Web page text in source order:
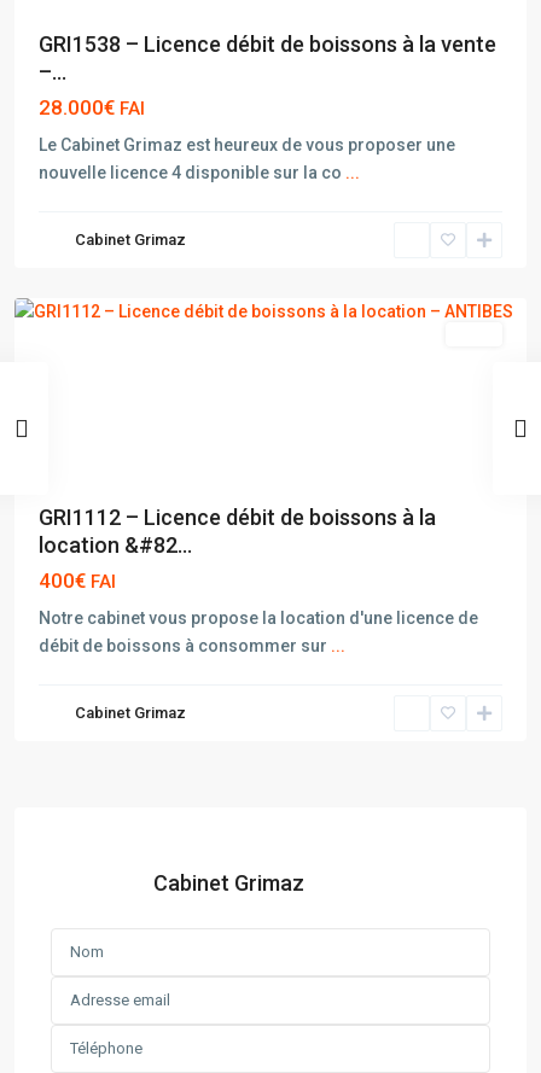
GRI1538 – Licence débit de boissons à la vente
–...
28.000€ FAI
Le Cabinet Grimaz est heureux de vous proposer une
nouvelle licence 4 disponible sur la co ...
Cabinet Grimaz
GRI1112 – Licence débit de boissons à la
location &#82...
400€ FAI
Notre cabinet vous propose la location d'une licence de
débit de boissons à consommer sur ...
Cabinet Grimaz
Cabinet Grimaz